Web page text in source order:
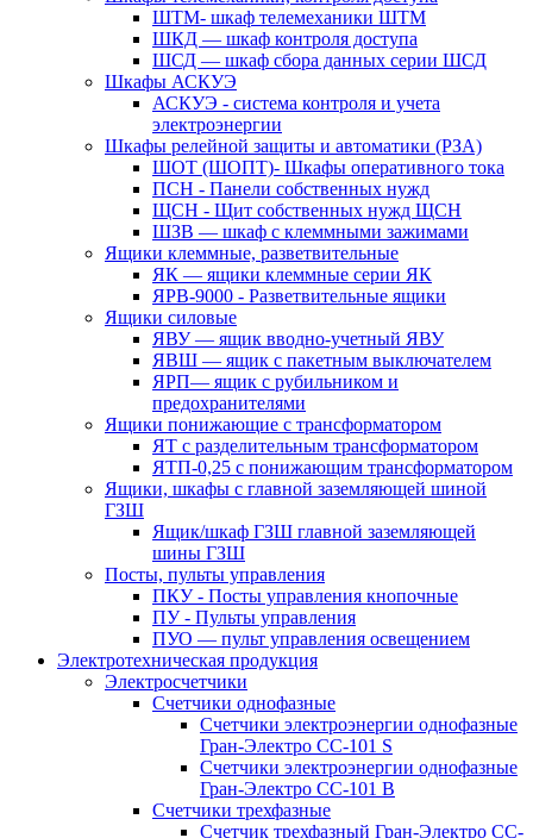
ШТМ- шкаф телемеханики ШТМ
ШКД — шкаф контроля доступа
ШСД — шкаф сбора данных серии ШСД
Шкафы АСКУЭ
АСКУЭ - система контроля и учета
электроэнергии
Шкафы релейной защиты и автоматики (РЗА)
ШОТ (ШОПТ)- Шкафы оперативного тока
ПСН - Панели собственных нужд
ЩСН - Щит собственных нужд ЩСН
ШЗВ — шкаф с клеммными зажимами
Ящики клеммные, разветвительные
ЯК — ящики клеммные серии ЯК
ЯРВ-9000 - Разветвительные ящики
Ящики силовые
ЯВУ — ящик вводно-учетный ЯВУ
ЯВШ — ящик с пакетным выключателем
ЯРП— ящик с рубильником и
предохранителями
Ящики понижающие с трансформатором
ЯТ с разделительным трансформатором
ЯТП-0,25 с понижающим трансформатором
Ящики, шкафы с главной заземляющей шиной
ГЗШ
Ящик/шкаф ГЗШ главной заземляющей
шины ГЗШ
Посты, пульты управления
ПКУ - Посты управления кнопочные
ПУ - Пульты управления
ПУО — пульт управления освещением
Электротехническая продукция
Электросчетчики
Счетчики однофазные
Счетчики электроэнергии однофазные
Гран-Электро СС-101 S
Счетчики электроэнергии однофазные
Гран-Электро СС-101 B
Счетчики трехфазные
Счетчик трехфазный Гран-Электро CC-